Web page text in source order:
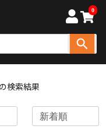
0
検索結果